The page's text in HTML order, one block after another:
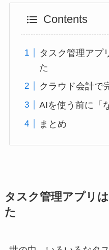
Contents
タスク管理アプ
た
クラウド会計で
AIを使う前に「
まとめ
タスク管理アプリ
た